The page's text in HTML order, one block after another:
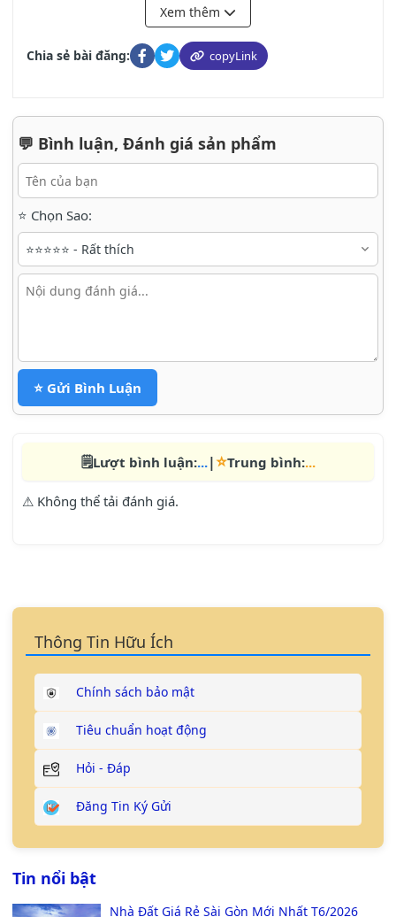
Xem thêm
Chia sẻ bài đăng: copyLink
💬 Bình luận, Đánh giá sản phẩm
⭐ Chọn Sao:
⭐ Gửi Bình Luận
🗒️Lượt bình luận:...|⭐Trung bình:...
⚠ Không thể tải đánh giá.
Thông Tin Hữu Ích
Chính sách bảo mật
Tiêu chuẩn hoạt động
Hỏi - Đáp
Đăng Tin Ký Gửi
Tin nổi bật
Nhà Đất Giá Rẻ Sài Gòn Mới Nhất T6/2026